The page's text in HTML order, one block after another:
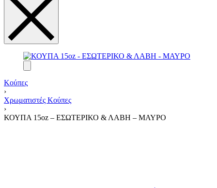
Κούπες
›
Χρωματιστές Κούπες
›
ΚΟΥΠΑ 15oz – ΕΣΩΤΕΡΙΚΟ & ΛΑΒΗ – ΜΑΥΡΟ